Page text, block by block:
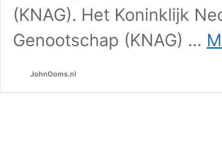
(KNAG). Het Koninklijk
Genootschap (KNAG) …
JohnOoms.nl